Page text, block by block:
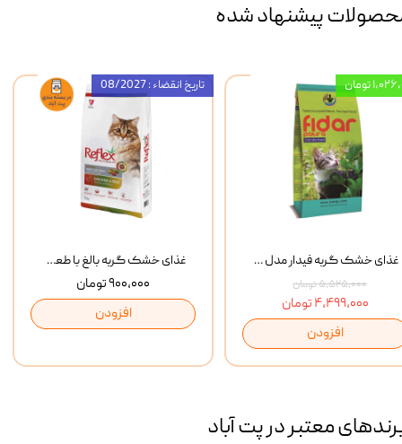
پیشنهاد شده
غذای خشک گربه بالغ با طعم مرغ و برنج رفلکس Reflex Multi Color Chicken And Rice وزن 1 کیلوگرم
۹۰۰,۰۰۰ تومان
افزودن
تاریخ انقضاء : 08/2027
غذای خشک گربه فیدار مدل Adult وزن 10 کیلوگرم
۵,۵۲۵,۰۰۰ تومان
۴,۴۹۹,۰۰۰ تومان
افزودن
تومان
معتبر در پت آباد